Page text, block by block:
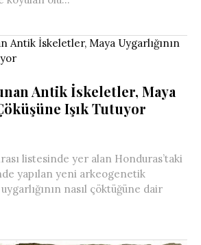
Antik İskeletler, Maya
Işık Tutuyor
listesinde yer alan Honduras’taki
yapılan yeni arkeogenetik
nasıl çöktüğüne dair